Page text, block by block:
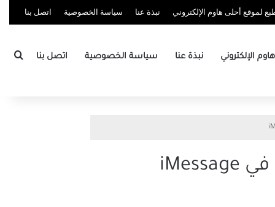
لموقع أحلى هاوم الإلكتروني نبذة عنا سياسة الخصوصية اتصل بنا
الإلكتروني نبذة عنا سياسة الخصوصية اتصل بنا